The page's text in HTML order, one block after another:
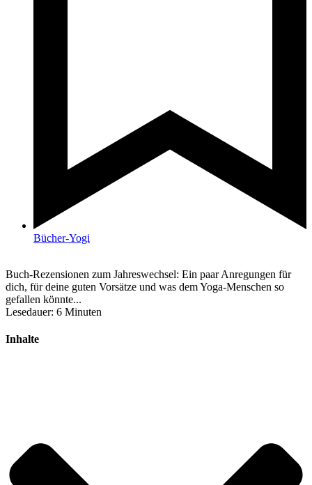
Bücher-Yogi
Buch-Rezensionen zum Jahreswechsel: Ein paar Anregungen für
dich, für deine guten Vorsätze und was dem Yoga-Menschen so
gefallen könnte...
Lesedauer: 6 Minuten
Inhalte